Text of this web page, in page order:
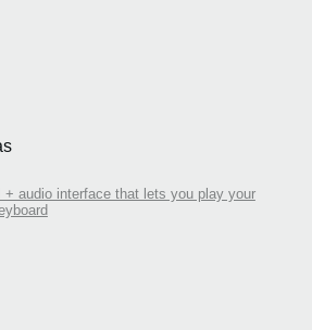
+ audio interface that lets you play your